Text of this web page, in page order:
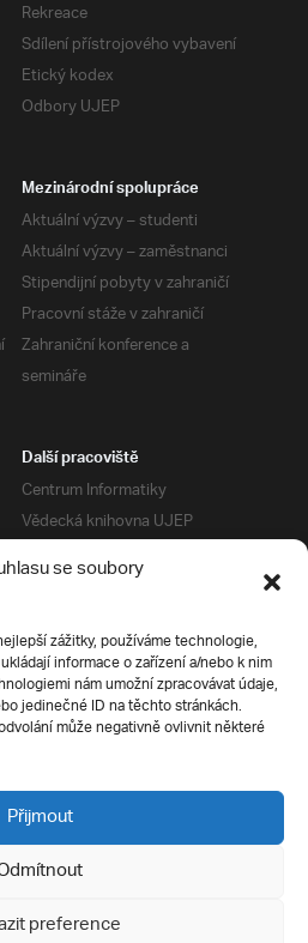
se soubory
zážitky, používáme technologie,
informace o zařízení a/nebo k nim
nám umožní zpracovávat údaje,
jedinečné ID na těchto stránkách.
může negativně ovlivnit některé
Přijmout
preference
Rekreace
Sdílení přístrojového vybavení
Etický kodex
Odbory UJEP
Mezinárodní spolupráce
Aktuální výzvy – studenti
Aktuální výzvy – zaměstnanci
Stipendijní pobyty v zahraničí
Pracovní stáže v zahraničí
Zahraniční konference a
semináře
Další pracoviště
Centrum Informatiky
Vědecká knihovna UJEP
Správa kolejí a menz
Univerzitní centrum podpory
Pro uchazeče
Přijímací řízení
E-prihlaska
Přípravné kurzy